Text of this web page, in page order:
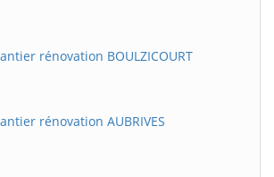
rénovation BOULZICOURT
rénovation AUBRIVES